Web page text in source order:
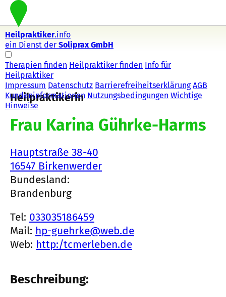
Heilpraktiker.info
ein Dienst der Soliprax GmbH
Therapien finden Heilpraktiker finden Info für
Heilpraktiker
Impressum Datenschutz Barrierefreiheitserklärung AGB
Kundeninformationen Nutzungsbedingungen Wichtige
Hinweise
Heilpraktikerin
Frau Karina Gührke-Harms
Hauptstraße 38-40
16547 Birkenwerder
Bundesland:
Brandenburg
Tel: 033035186459
Mail: hp-guehrke@web.de
Web: http:/tcmerleben.de
Beschreibung: